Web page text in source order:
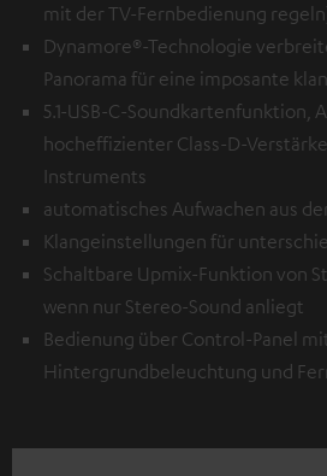
mit der TV-Fernbedienung
Dynamore®-Technologie
Panorama für eine imposante
5.1-USB-C-Soundkartenfunktion,
hocheffizienter Class-D-
Instruments
automatisches Aufwachen aus
Klangeinstellungen für
Schaltbare Upmix-Funktion von
wenn nur Stereo-Sound anliegt
Bedienung über Control-Panel
Hintergrundbeleuchtung und